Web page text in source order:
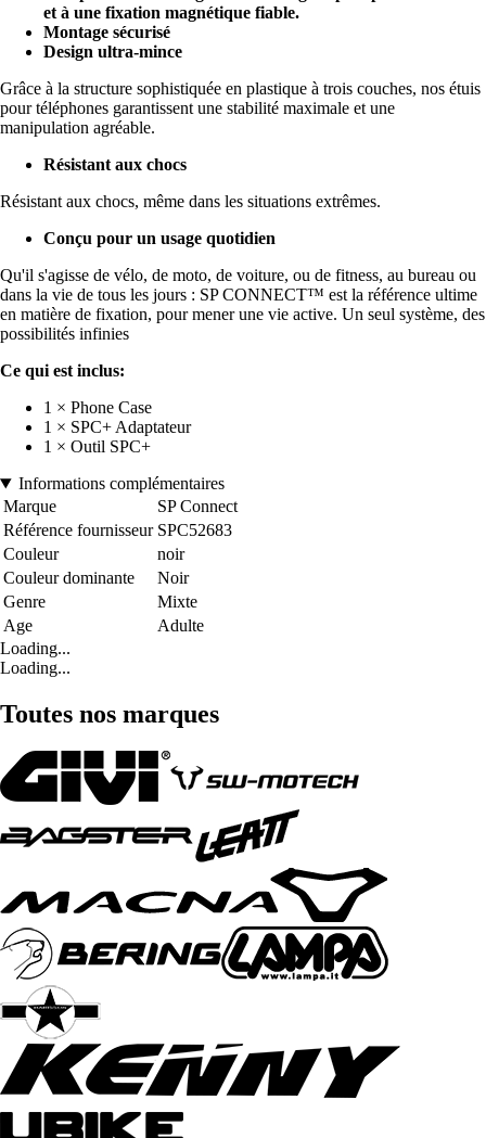
et à une fixation magnétique fiable.
Montage sécurisé
Design ultra-mince
Grâce à la structure sophistiquée en plastique à trois couches, nos étuis
pour téléphones garantissent une stabilité maximale et une
manipulation agréable.
Résistant aux chocs
Résistant aux chocs, même dans les situations extrêmes.
Conçu pour un usage quotidien
Qu'il s'agisse de vélo, de moto, de voiture, ou de fitness, au bureau ou
dans la vie de tous les jours : SP CONNECT™ est la référence ultime
en matière de fixation, pour mener une vie active. Un seul système, des
possibilités infinies
Ce qui est inclus:
1 × Phone Case
1 × SPC+ Adaptateur
1 × Outil SPC+
Informations complémentaires
Marque
SP Connect
Référence fournisseur SPC52683
Couleur
noir
Couleur dominante
Noir
Genre
Mixte
Age
Adulte
Loading...
Loading...
Toutes nos marques